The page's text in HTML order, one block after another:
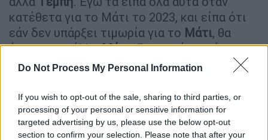
Do Not Process My Personal Information
If you wish to opt-out of the sale, sharing to third parties, or
processing of your personal or sensitive information for
targeted advertising by us, please use the below opt-out
section to confirm your selection. Please note that after your
κατέθετα για το Μάτι το 2023, και είπα ότι
εάν δεν υπάρξει τιμωρία για το Μάτι, θα
έχουμε και άλλοΜάτι. Για το μάτι υπάρχει
τεράστια ευθύνη στον κ. Μητσοτάκη που δεν
Προανακριτική. Δεν υπάρχει περίπτωση ως
Πλεύση Ελευθερίαςνα αφήσουμε να πέσει
κάτω αυτή η υπόθεση».